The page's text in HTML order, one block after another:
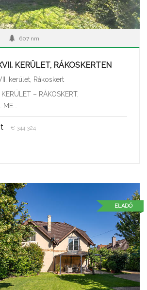
607 nm
KERÜLET, RÁKOSKERTEN
kerület, Rákoskert
– RÁKOSKERT,
€ 344.324
ELADÓ